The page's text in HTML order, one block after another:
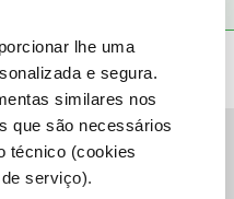
lhe uma
e segura.
similares nos
que são necessários
técnico (cookies
serviço).
relação com as TV's